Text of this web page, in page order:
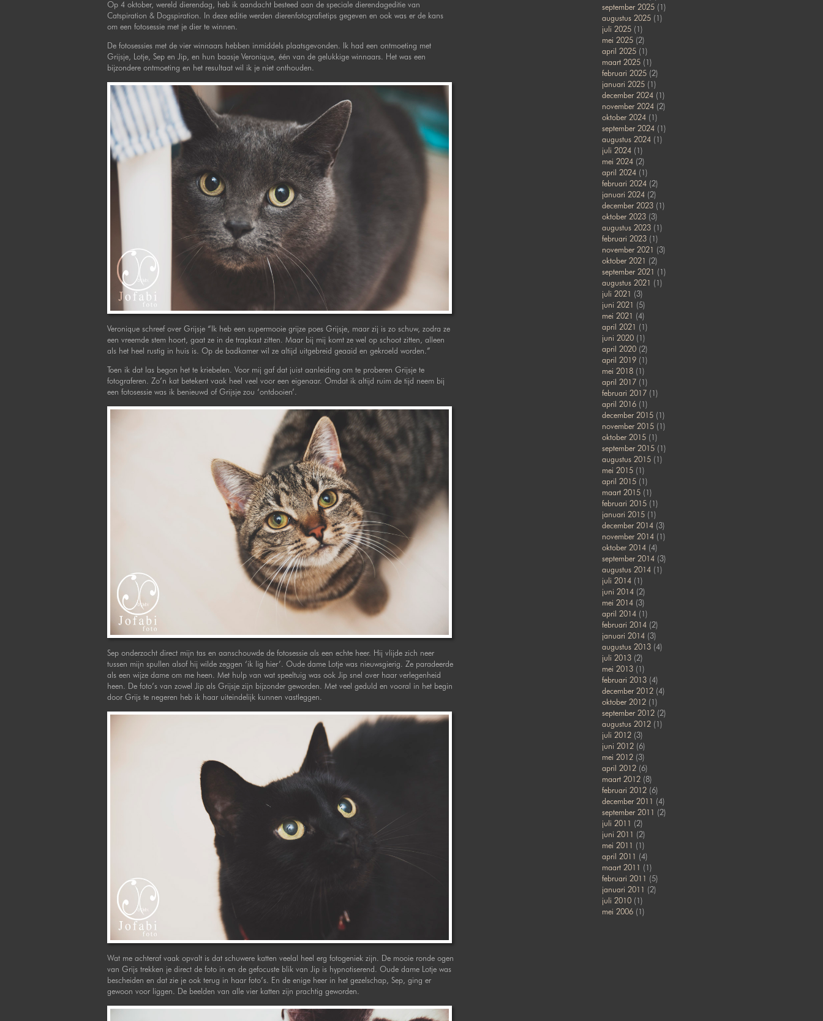
Op 4 oktober, wereld dierendag, heb ik aandacht besteed aan de speciale dierendageditie van
Catspiration & Dogspiration. In deze editie werden dierenfotografietips gegeven en ook was er de kans
om een fotosessie met je dier te winnen.
De fotosessies met de vier winnaars hebben inmiddels plaatsgevonden. Ik had een ontmoeting met
Grijsje, Lotje, Sep en Jip, en hun baasje Veronique, één van de gelukkige winnaars. Het was een
bijzondere ontmoeting en het resultaat wil ik je niet onthouden.
Veronique schreef over Grijsje “Ik heb een supermooie grijze poes Grijsje, maar zij is zo schuw, zodra ze
een vreemde stem hoort, gaat ze in de trapkast zitten. Maar bij mij komt ze wel op schoot zitten, alleen
als het heel rustig in huis is. Op de badkamer wil ze altijd uitgebreid geaaid en gekroeld worden.”
Toen ik dat las begon het te kriebelen. Voor mij gaf dat juist aanleiding om te proberen Grijsje te
fotograferen. Zo’n kat betekent vaak heel veel voor een eigenaar. Omdat ik altijd ruim de tijd neem bij
een fotosessie was ik benieuwd of Grijsje zou ‘ontdooien’.
Sep onderzocht direct mijn tas en aanschouwde de fotosessie als een echte heer. Hij vlijde zich neer
tussen mijn spullen alsof hij wilde zeggen ‘ik lig hier’. Oude dame Lotje was nieuwsgierig. Ze paradeerde
als een wijze dame om me heen. Met hulp van wat speeltuig was ook Jip snel over haar verlegenheid
heen. De foto’s van zowel Jip als Grijsje zijn bijzonder geworden. Met veel geduld en vooral in het begin
door Grijs te negeren heb ik haar uiteindelijk kunnen vastleggen.
Wat me achteraf vaak opvalt is dat schuwere katten veelal heel erg fotogeniek zijn. De mooie ronde ogen
van Grijs trekken je direct de foto in en de gefocuste blik van Jip is hypnotiserend. Oude dame Lotje was
bescheiden en dat zie je ook terug in haar foto’s. En de enige heer in het gezelschap, Sep, ging er
gewoon voor liggen. De beelden van alle vier katten zijn prachtig geworden.
september 2025(1)
augustus 2025(1)
juli 2025(1)
mei 2025(2)
april 2025(1)
maart 2025(1)
februari 2025(2)
januari 2025(1)
december 2024(1)
november 2024(2)
oktober 2024(1)
september 2024(1)
augustus 2024(1)
juli 2024(1)
mei 2024(2)
april 2024(1)
februari 2024(2)
januari 2024(2)
december 2023(1)
oktober 2023(3)
augustus 2023(1)
februari 2023(1)
november 2021 (3)
oktober 2021 (2)
september 2021 (1)
augustus 2021 (1)
juli 2021 (3)
juni 2021 (5)
mei 2021 (4)
april 2021 (1)
juni 2020(1)
april 2020(2)
april 2019(1)
mei 2018(1)
april 2017(1)
februari 2017(1)
april 2016(1)
december 2015(1)
november 2015(1)
oktober 2015(1)
september 2015(1)
augustus 2015(1)
mei 2015(1)
april 2015(1)
maart 2015(1)
februari 2015(1)
januari 2015(1)
december 2014(3)
november 2014(1)
oktober 2014(4)
september 2014(3)
augustus 2014(1)
juli 2014(1)
juni 2014(2)
mei 2014(3)
april 2014(1)
februari 2014(2)
januari 2014(3)
augustus 2013(4)
juli 2013(2)
mei 2013(1)
februari 2013(4)
december 2012(4)
oktober 2012(1)
september 2012(2)
augustus 2012(1)
juli 2012(3)
juni 2012(6)
mei 2012(3)
april 2012(6)
maart 2012(8)
februari 2012(6)
december 2011 (4)
september 2011 (2)
juli 2011 (2)
juni 2011 (2)
mei 2011 (1)
april 2011 (4)
maart 2011 (1)
februari 2011 (5)
januari 2011 (2)
juli 2010(1)
mei 2006(1)